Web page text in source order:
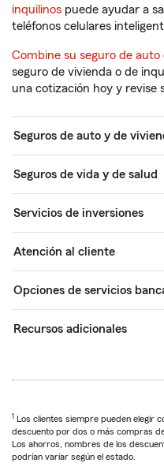
inquilinos puede ayudar a
teléfonos celulares
Combine su seguro de auto
seguro de vivienda o de
una cotización hoy y revise
Seguros de auto y de
Seguros de vida y de salud
Servicios de inversiones
Atención al cliente
Opciones de servicios
Recursos adicionales
1 Los clientes siempre pueden elegir
descuento por dos o más compras
Los ahorros, nombres de los
podrían variar según el estado.